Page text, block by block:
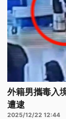
外籍男攜毒入
遭逮
2025/12/22 12:44